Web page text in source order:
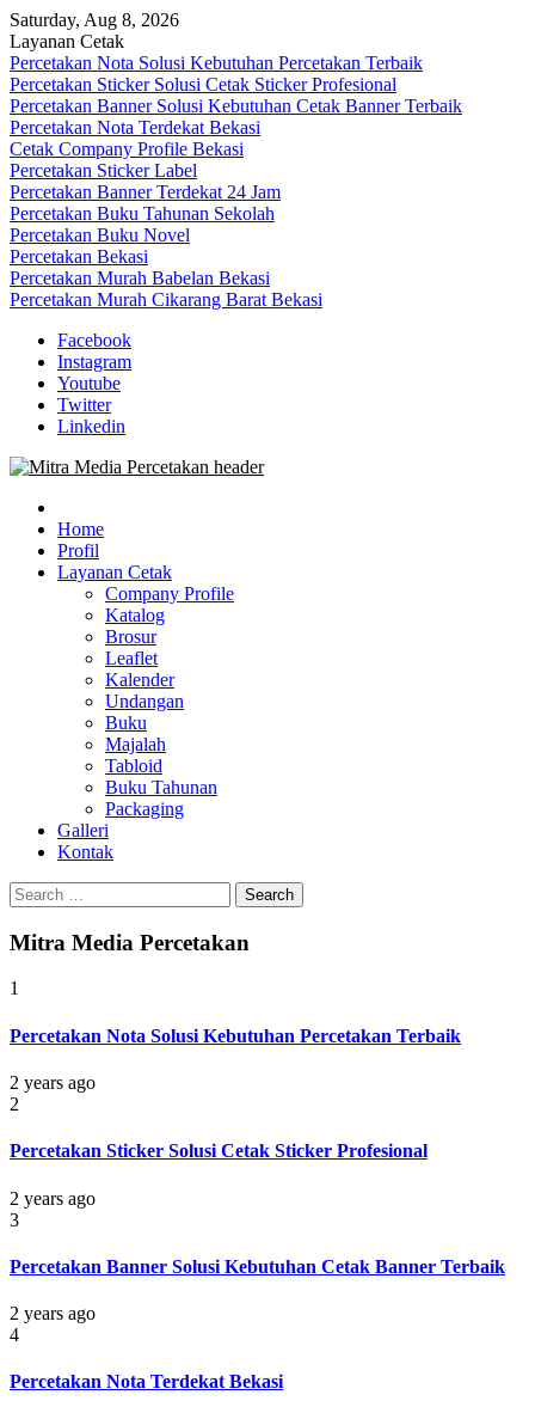
Skip
to
content
Saturday, Aug 8, 2026
Layanan Cetak
Percetakan Nota Solusi Kebutuhan Percetakan Terbaik
Percetakan Sticker Solusi Cetak Sticker Profesional
Percetakan Banner Solusi Kebutuhan Cetak Banner Terbaik
Percetakan Nota Terdekat Bekasi
Cetak Company Profile Bekasi
Percetakan Sticker Label
Percetakan Banner Terdekat 24 Jam
Percetakan Buku Tahunan Sekolah
Percetakan Buku Novel
Percetakan Bekasi
Percetakan Murah Babelan Bekasi
Percetakan Murah Cikarang Barat Bekasi
Facebook
Instagram
Youtube
Twitter
Linkedin
Mitra Media Percetakan Bekasi
0813-1670-6191
0813-1670-6191 (Call/WA) Perusahaan Tempat Alamat Jasa Pusat
Percetakan Bekasi Barat Timur Utara Selatan Murah 24 Jam
Home
Profil
Layanan Cetak
Company Profile
Katalog
Brosur
Leaflet
Kalender
Undangan
Buku
Majalah
Tabloid
Buku Tahunan
Packaging
Galleri
Kontak
Search
for:
Mitra Media Percetakan
1
Percetakan Nota Solusi Kebutuhan Percetakan Terbaik
2 years ago
2
Percetakan Sticker Solusi Cetak Sticker Profesional
2 years ago
3
Percetakan Banner Solusi Kebutuhan Cetak Banner Terbaik
2 years ago
4
Percetakan Nota Terdekat Bekasi